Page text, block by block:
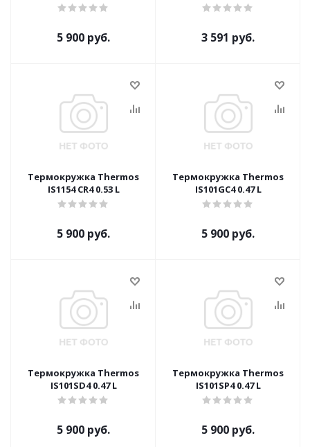
5 900 руб. 3 591 руб.
Термокружка Thermos
IS1154 CR4 0.53 L
5 900 руб.
Термокружка Thermos
IS101GC4 0.47 L
5 900 руб.
Термокружка Thermos
IS101SD4 0.47 L
5 900 руб.
Термокружка Thermos
IS101SP4 0.47 L
5 900 руб.